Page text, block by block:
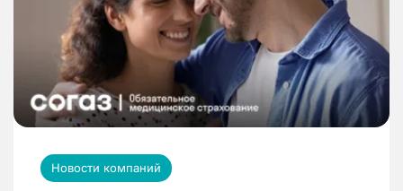
Новости компаний